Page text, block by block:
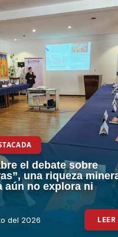
el debate sobre
una riqueza
aún no explora ni
del 2026